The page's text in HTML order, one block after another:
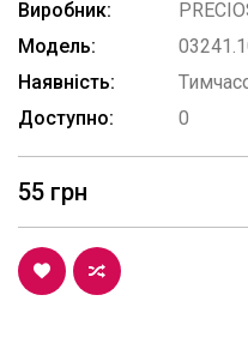
Виробник:
Модель:
Наявність:
Доступно:
0
55 грн